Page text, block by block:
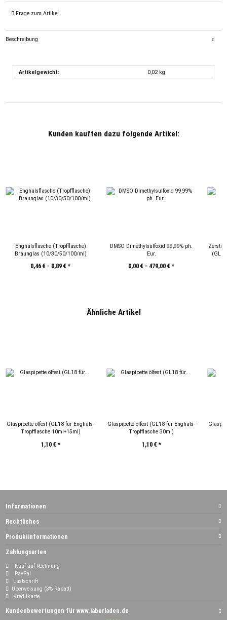
Frage zum Artikel
Beschreibung
Artikelgewicht: 0,02 kg
Kunden kauften dazu folgende Artikel:
Enghalsflasche (Tropfflasche)
Braunglas (10/30/50/100/ml)
0,46 € - 0,89 €*
DMSO Dimethylsulfoxid 99,99% ph.
Eur.
0,00 € - 479,00 €*
Ähnliche Artikel
Glaspipette ölfest (GL18 für Enghals-
Tropfflasche 10ml+15ml)
1,10 €*
Glaspipette ölfest (GL18 für Enghals-
Tropfflasche 30ml)
1,10 €*
Informationen
Rechtliches
Produktinformationen
Zahlungsarten
Kauf auf Rechnung
PayPal
Lastschrift
Überweisung (3% Rabatt)
Kreditkarte
Kundenbewertungen für www.laborladen.de